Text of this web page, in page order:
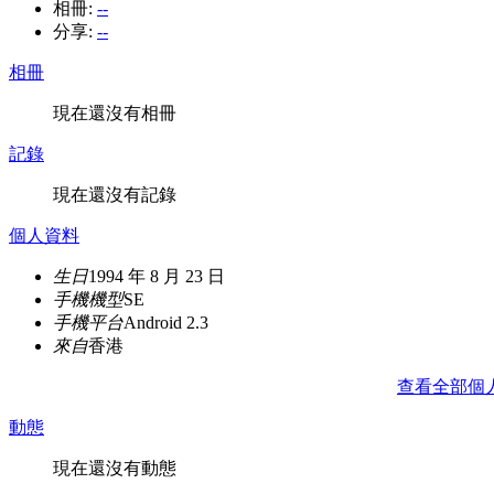
相冊: --
分享: --
相冊
現在還沒有相冊
記錄
現在還沒有記錄
個人資料
生日1994 年 8 月 23 日
手機機型SE
手機平台Android 2.3
來自香港
查看全部個
動態
現在還沒有動態